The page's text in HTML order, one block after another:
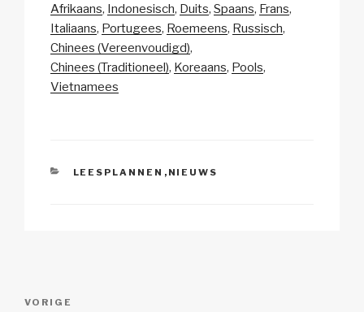
y
Li
n
e
b
o
s
A
p
p
h
n
Afrikaans Indonesisch Duits Spaans Frans
Italiaans Portugees Roemeens Russisch
Chinees (Vereenvoudigd)
Chinees (Traditioneel) Koreaans Pools
Vietnamees
CATEGORIEËN
LEESPLANNEN , NIEUWS
Vorig
VORIGE